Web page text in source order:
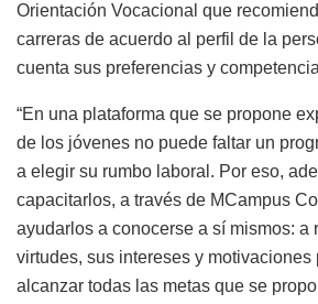
Orientación Vocacional que
carreras de acuerdo al perfil de la
cuenta sus preferencias y
“En una plataforma que se propone
de los jóvenes no puede faltar un
a elegir su rumbo laboral. Por eso,
capacitarlos, a través de MCampus
ayudarlos a conocerse a sí mismos: a
virtudes, sus intereses y motivaciones
alcanzar todas las metas que se